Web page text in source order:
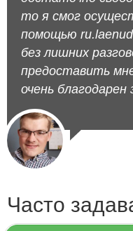
то я смог
помощью
без лишних
предоставить
очень
Часто